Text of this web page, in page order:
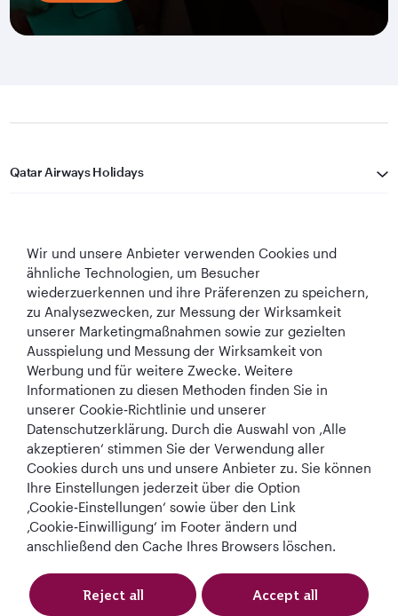
Qatar Airways Holidays
In Verbindung bleiben
Middle East
World's Best
Airline
World's Best
Business Class
Lounge
AGB Cookie-Richtlinie
Wir und unsere Anbieter verwenden Cookies und
ähnliche Technologien, um Besucher
wiederzuerkennen und ihre Präferenzen zu speichern,
zu Analysezwecken, zur Messung der Wirksamkeit
unserer Marketingmaßnahmen sowie zur gezielten
Ausspielung und Messung der Wirksamkeit von
Werbung und für weitere Zwecke. Weitere
Informationen zu diesen Methoden finden Sie in
unserer Cookie‑Richtlinie und unserer
Datenschutzerklärung. Durch die Auswahl von ‚Alle
akzeptieren‘ stimmen Sie der Verwendung aller
Cookies durch uns und unsere Anbieter zu. Sie können
Ihre Einstellungen jederzeit über die Option
‚Cookie‑Einstellungen‘ sowie über den Link
‚Cookie‑Einwilligung‘ im Footer ändern und
anschließend den Cache Ihres Browsers löschen.
Reject all Accept all